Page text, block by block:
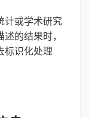
计或学术研究
的结果时，
标识化处理